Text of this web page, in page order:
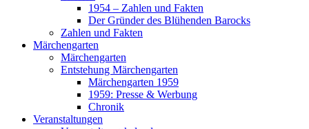
1954 – Zahlen und Fakten
Der Gründer des Blühenden Barocks
Zahlen und Fakten
Märchengarten
Märchengarten
Entstehung Märchengarten
Märchengarten 1959
1959: Presse & Werbung
Chronik
Veranstaltungen